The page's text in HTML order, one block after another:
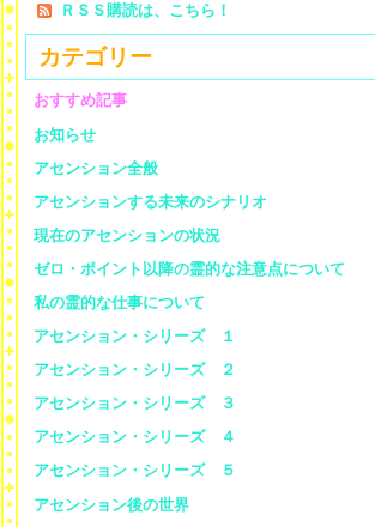
ＲＳＳ購読は、こちら！
カテゴリー
おすすめ記事
お知らせ
アセンション全般
アセンションする未来のシナリオ
現在のアセンションの状況
ゼロ・ポイント以降の霊的な注意点について
私の霊的な仕事について
アセンション・シリーズ １
アセンション・シリーズ ２
アセンション・シリーズ ３
アセンション・シリーズ ４
アセンション・シリーズ ５
アセンション後の世界